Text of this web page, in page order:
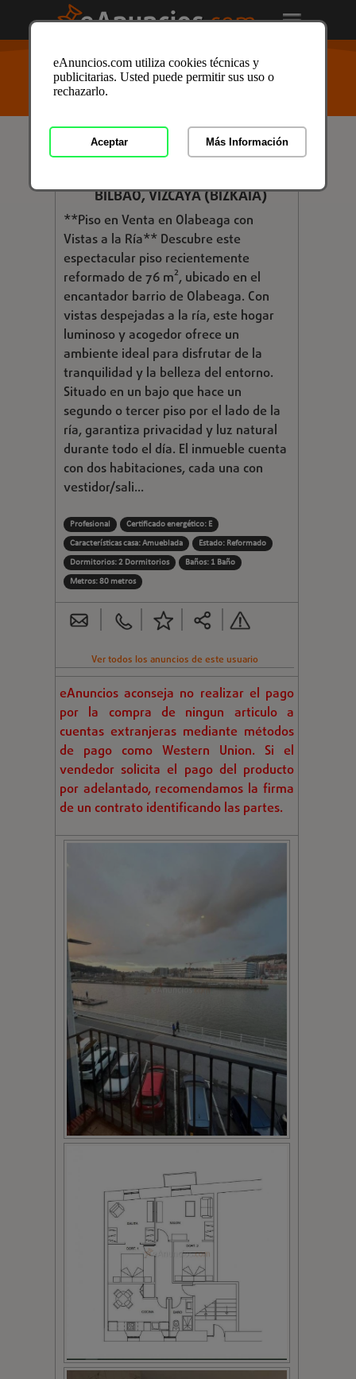
USTED ESTÁ AQUÍ>Anuncios clasificados
Inmobiliaria/Viviendas/Pisos/Venta de Pisos
Venta de Pisos en Vizcaya / Anuncio ID: 4322065
€ 320.000,00
BILBAO, VIZCAYA (BIZKAIA)
**Piso en Venta en Olabeaga con
Vistas a la Ría** Descubre este
espectacular piso recientemente
reformado de 76 m², ubicado en el
encantador barrio de Olabeaga. Con
vistas despejadas a la ría, este hogar
luminoso y acogedor ofrece un
ambiente ideal para disfrutar de la
tranquilidad y la belleza del entorno.
Situado en un bajo que hace un
segundo o tercer piso por el lado de la
ría, garantiza privacidad y luz natural
durante todo el día. El inmueble cuenta
con dos habitaciones, cada una con
vestidor/sali...
Profesional Certificado energético: E
Características casa: Amueblada Estado: Reformado
Dormitorios: 2 Dormitorios Baños: 1 Baño
Metros: 80 metros
Ver todos los anuncios de este usuario
eAnuncios aconseja no realizar el pago
por la compra de ningun articulo a
cuentas extranjeras mediante métodos
de pago como Western Union. Si el
vendedor solicita el pago del producto
por adelantado, recomendamos la firma
de un contrato identificando las partes.
eAnuncios.com utiliza cookies técnicas y
publicitarias. Usted puede permitir sus uso o
rechazarlo.
Aceptar Más Información